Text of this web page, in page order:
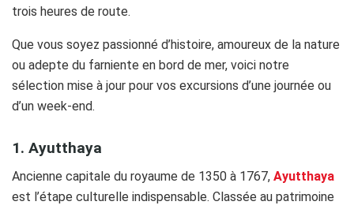
trois heures de route.
Que vous soyez passionné d’histoire, amoureux de la nature
ou adepte du farniente en bord de mer, voici notre
sélection mise à jour pour vos excursions d’une journée ou
d’un week-end.
1. Ayutthaya
Ancienne capitale du royaume de 1350 à 1767, Ayutthaya
est l’étape culturelle indispensable. Classée au patrimoine